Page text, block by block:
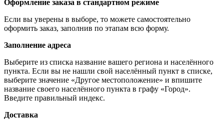
Оформление заказа в стандартном режиме
Если вы уверены в выборе, то можете самостоятельно
оформить заказ, заполнив по этапам всю форму.
Заполнение адреса
Выберите из списка название вашего региона и населённого
пункта. Если вы не нашли свой населённый пункт в списке,
выберите значение «Другое местоположение» и впишите
название своего населённого пункта в графу «Город».
Введите правильный индекс.
Доставка